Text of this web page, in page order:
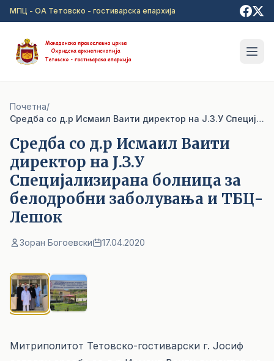
Прејди на главна содржина
МПЦ - ОА Тетовско - гостиварска епархија
Почетна/
Средба со д.р Исмаил Ваити директор на Ј.З.У Специјализирана болница за белодробни заболувања и ТБЦ-Лешок
Средба со д.р Исмаил Ваити
директор на Ј.З.У
Специјализирана болница за
белодробни заболувања и ТБЦ-
Лешок
Зоран Богоевски 17.04.2020
Митриполитот Тетовско-гостиварски г. Јосиф